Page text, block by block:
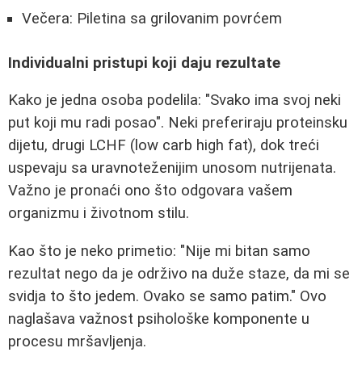
Večera: Piletina sa grilovanim povrćem
Individualni pristupi koji daju rezultate
Kako je jedna osoba podelila: "Svako ima svoj neki
put koji mu radi posao". Neki preferiraju proteinsku
dijetu, drugi LCHF (low carb high fat), dok treći
uspevaju sa uravnoteženijim unosom nutrijenata.
Važno je pronaći ono što odgovara vašem
organizmu i životnom stilu.
Kao što je neko primetio: "Nije mi bitan samo
rezultat nego da je održivo na duže staze, da mi se
svidja to što jedem. Ovako se samo patim." Ovo
naglašava važnost psihološke komponente u
procesu mršavljenja.